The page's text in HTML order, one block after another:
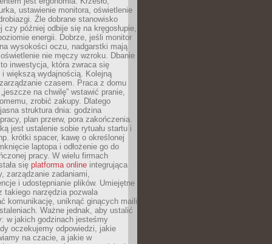
ustawienie monitora, oświetlenie
Źle dobrane stanowisko
czy później odbije się na kręgosłupie,
energii. Dobrze, jeśli monitor
wysokości oczu, nadgarstki mają
nie męczy wzroku. Dbanie
inwestycja, która zwraca się
i większą wydajnością. Kolejną
czasem. Praca z domu
na chwilę” wstawić pranie,
zrobić zakupy. Dlatego
struktura dnia: godzina
plan przerw, pora zakończenia.
jest ustalenie sobie rytuału startu i
krótki spacer, kawę o określonej
laptopa i odłożenie go do
pracy. W wielu firmach
się platforma online integrująca
zarządzanie zadaniami,
i udostępnianie plików. Umiejętne
takiego narzędzia pozwala
komunikację, uniknąć ginących maili
Ważne jednak, aby ustalić
w jakich godzinach jesteśmy
oczekujemy odpowiedzi, jakie
na czacie, a jakie w